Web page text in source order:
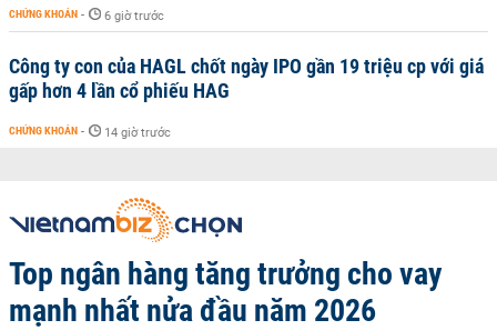
CHỨNG KHOÁN - 6 giờ trước
Công ty con của HAGL chốt ngày IPO gần 19 triệu cp với giá
gấp hơn 4 lần cổ phiếu HAG
CHỨNG KHOÁN - 14 giờ trước
Top ngân hàng tăng trưởng cho vay
mạnh nhất nửa đầu năm 2026